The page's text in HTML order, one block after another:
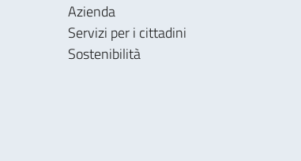
Azienda
Servizi per i cittadini
Sostenibilità